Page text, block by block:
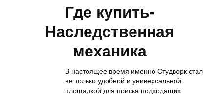
Где купить-
Наследственная
механика
В настоящее время именно Студворк стал
не только удобной и универсальной
площадкой для поиска подходящих